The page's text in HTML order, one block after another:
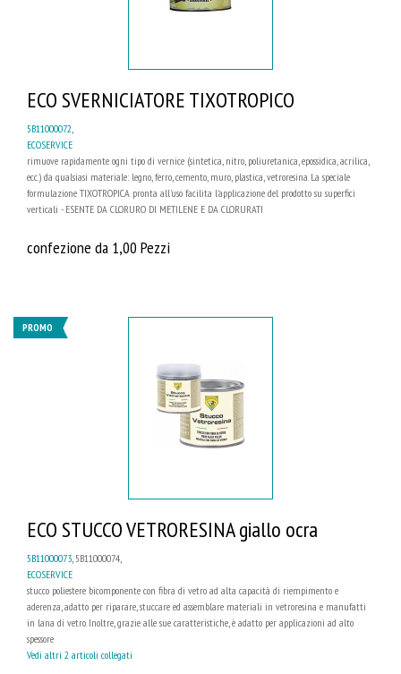
ECO SVERNICIATORE TIXOTROPICO
5B11000072
ECOSERVICE
rimuove rapidamente ogni tipo di vernice (sintetica, nitro, poliuretanica, epossidica, acrilica,
ecc.) da qualsiasi materiale: legno, ferro, cemento, muro, plastica, vetroresina. La speciale
formulazione TIXOTROPICA pronta all'uso facilita l'applicazione del prodotto su superfici
verticali - ESENTE DA CLORURO DI METILENE E DA CLORURATI
confezione da 1,00 Pezzi
PROMO
ECO STUCCO VETRORESINA giallo ocra
5B11000073, 5B11000074,
ECOSERVICE
stucco poliestere bicomponente con fibra di vetro ad alta capacità di riempimento e
aderenza, adatto per riparare, stuccare ed assemblare materiali in vetroresina e manufatti
in lana di vetro. Inoltre, grazie alle sue caratteristiche, è adatto per applicazioni ad alto
spessore
Vedi altri 2 articoli collegati